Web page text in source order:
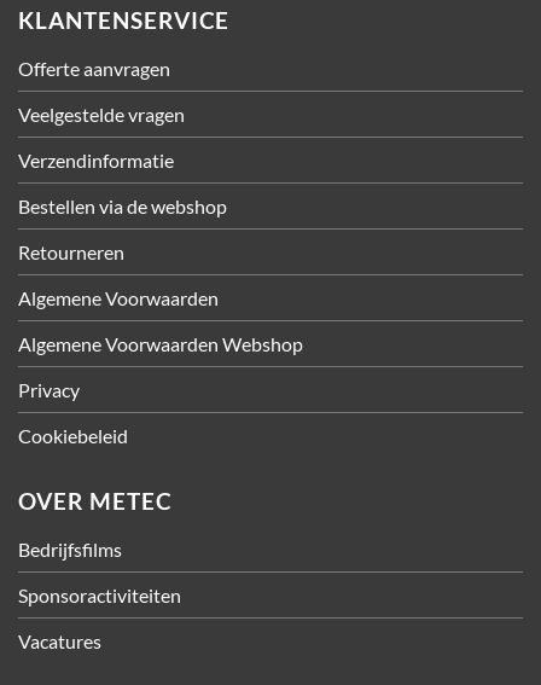
KLANTENSERVICE
Offerte aanvragen
Veelgestelde vragen
Verzendinformatie
Bestellen via de webshop
Retourneren
Algemene Voorwaarden
Algemene Voorwaarden Webshop
Privacy
Cookiebeleid
OVER METEC
Bedrijfsfilms
Sponsoractiviteiten
Vacatures